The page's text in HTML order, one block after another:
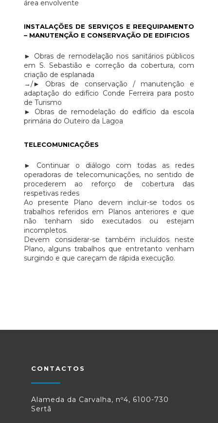
área envolvente
INSTALAÇÕES DE SERVIÇOS E REEQUIPAMENTO
– MANUTENÇÃO E CONSERVAÇÃO DE EDIFICIOS
► Obras de remodelação nos sanitários públicos
em S. Sebastião e correção da cobertura, com
criação de esplanada
→/► Obras de conservação / manutenção e
adaptação do edifício Conde Ferreira para posto
de Turismo
► Obras de remodelação do edifício da escola
primária do Outeiro da Lagoa
TELECOMUNICAÇÕES
► Continuar o diálogo com todas as redes
operadoras de telecomunicações, no sentido de
procederem ao reforço de cobertura das
respetivas redes
Ao presente Plano devem incluir-se todos os
trabalhos referidos em Planos anteriores e que
não tenham sido executados ou estejam
incompletos.
Devem considerar-se também incluídos neste
Plano, alguns trabalhos que entretanto venham
surgindo e que careçam de rápida execução.
CONTACTOS
Alameda da Carvalha, nº4, 6100-730
Sertã